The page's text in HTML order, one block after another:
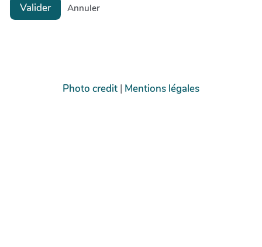
Valider Annuler
Photo credit | Mentions légales